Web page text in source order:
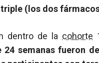
(los dos
dentro de la cohorte
24 semanas fueron